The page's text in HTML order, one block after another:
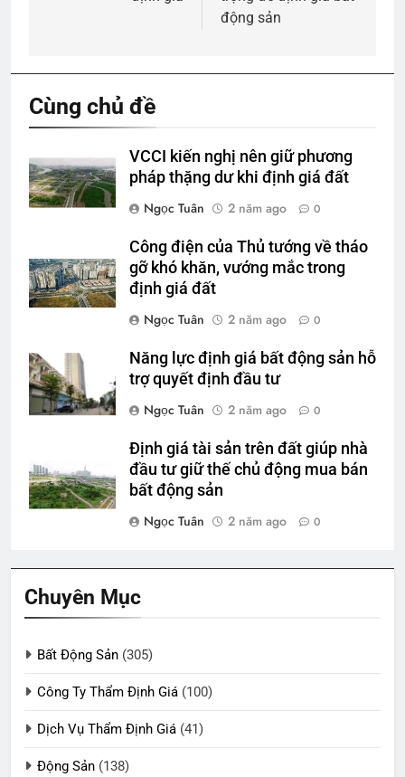
động sản
Cùng chủ đề
VCCI kiến nghị nên giữ phương
pháp thặng dư khi định giá đất
Ngọc Tuân
2 năm ago 0
Công điện của Thủ tướng về tháo
gỡ khó khăn, vướng mắc trong
định giá đất
Ngọc Tuân
2 năm ago 0
Năng lực định giá bất động sản hỗ
trợ quyết định đầu tư
Ngọc Tuân
2 năm ago 0
Định giá tài sản trên đất giúp nhà
đầu tư giữ thế chủ động mua bán
bất động sản
Ngọc Tuân
2 năm ago 0
Chuyên Mục
Bất Động Sản (305)
Công Ty Thẩm Định Giá (100)
Dịch Vụ Thẩm Định Giá (41)
Động Sản (138)